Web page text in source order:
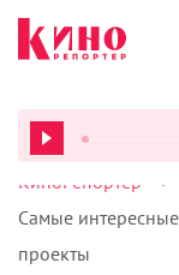
ВСЕ ПОДКАСТЫ
КиноРепортер >
Самые
проекты